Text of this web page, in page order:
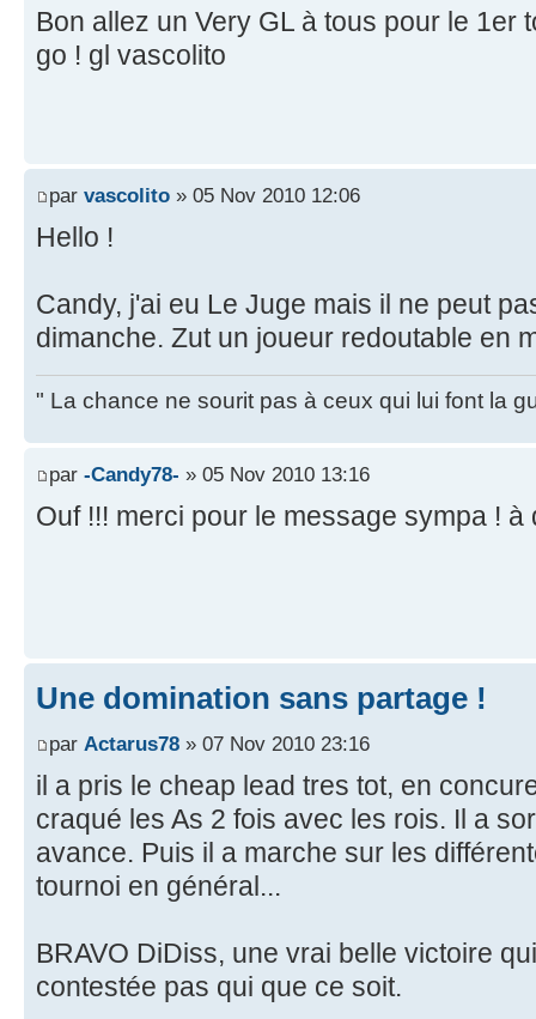
Bon allez un Very GL à tous pour le 1er
go ! gl vascolito
par vascolito » 05 Nov 2010 12:06
Hello !
Candy, j'ai eu Le Juge mais il ne peut
dimanche. Zut un joueur redoutable en
" La chance ne sourit pas à ceux qui lui font la
par -Candy78- » 05 Nov 2010 13:16
Ouf !!! merci pour le message sympa ! à
Une domination sans partage !
par Actarus78 » 07 Nov 2010 23:16
il a pris le cheap lead tres tot, en
craqué les As 2 fois avec les rois. Il a
avance. Puis il a marche sur les
tournoi en général...
BRAVO DiDiss, une vrai belle victoire
contestée pas qui que ce soit.